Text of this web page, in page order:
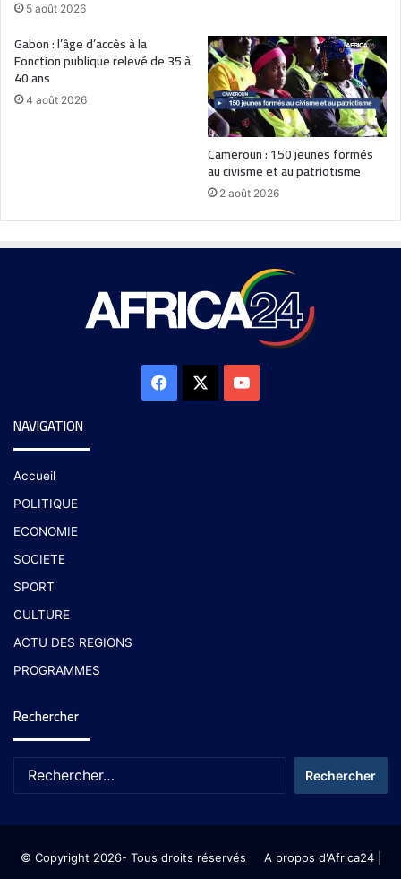
5 août 2026
Gabon : l’âge d’accès à la
Fonction publique relevé de 35 à
40 ans
4 août 2026
Cameroun : 150 jeunes formés
au civisme et au patriotisme
2 août 2026
NAVIGATION
Accueil
POLITIQUE
ECONOMIE
SOCIETE
SPORT
CULTURE
ACTU DES REGIONS
PROGRAMMES
Rechercher
© Copyright 2026- Tous droits réservés A propos d'Africa24|